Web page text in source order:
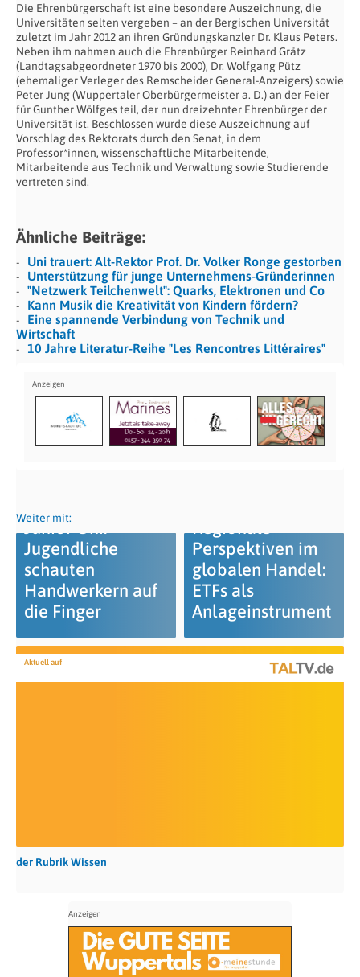
Die Ehrenbürgerschaft ist eine besondere Auszeichnung, die
Universitäten selten vergeben – an der Bergischen Universität
zuletzt im Jahr 2012 an ihren Gründungskanzler Dr. Klaus Peters.
Neben ihm nahmen auch die Ehrenbürger Reinhard Grätz
(Landtagsabgeordneter 1970 bis 2000), Dr. Wolfgang Pütz
(ehemaliger Verleger des Remscheider General-Anzeigers) sowie
Peter Jung (Wuppertaler Oberbürgermeister a. D.) an der Feier
für Gunther Wölfges teil, der nun dreizehnter Ehrenbürger der
Universität ist. Beschlossen wurde diese Auszeichnung auf
Vorschlag des Rektorats durch den Senat, in dem
Professor*innen, wissenschaftliche Mitarbeitende,
Mitarbeitende aus Technik und Verwaltung sowie Studierende
vertreten sind.
Ähnliche Beiträge:
Uni trauert: Alt-Rektor Prof. Dr. Volker Ronge gestorben
Unterstützung für junge Unternehmens-Gründerinnen
"Netzwerk Teilchenwelt": Quarks, Elektronen und Co
Kann Musik die Kreativität von Kindern fördern?
Eine spannende Verbindung von Technik und
Wirtschaft
10 Jahre Literatur-Reihe "Les Rencontres Littéraires"
Weiter mit:
Junior Uni:
Jugendliche
schauten
Handwerkern auf
die Finger
Perspektiven im
globalen Handel:
ETFs als
Anlageinstrument
Aktuell auf
der Rubrik Wissen